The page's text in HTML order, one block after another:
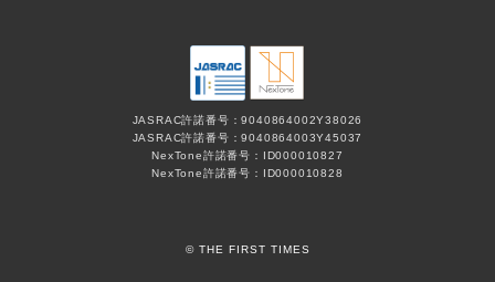
JASRAC許諾番号：9040864002Y38026
JASRAC許諾番号：9040864003Y45037
NexTone許諾番号：ID000010827
NexTone許諾番号：ID000010828
© THE FIRST TIMES